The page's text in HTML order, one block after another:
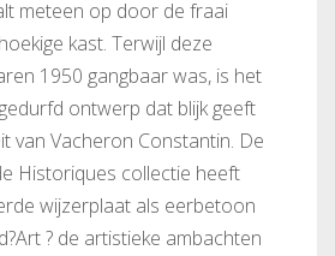
meteen op door de fraai
kast. Terwijl deze
1950 gangbaar was, is het
ontwerp dat blijk geeft
van Vacheron Constantin. De
Historiques collectie heeft
wijzerplaat als eerbetoon
? de artistieke ambachten